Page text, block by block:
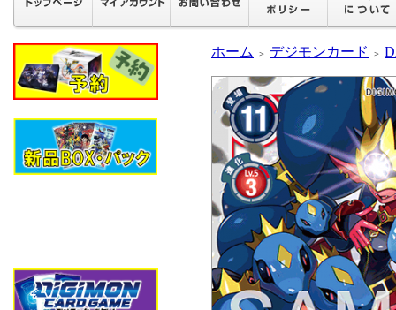
ホーム ＞ デジモンカード ＞